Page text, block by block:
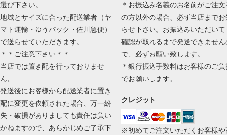
選び下さい。
地域とサイズに合った配送業者（ヤ
マト運輸・ゆうパック・佐川急便）
で送らせていただきます。
＊＊ご注意下さい＊＊
当店では置き配を行っておりませ
ん。
発送後にお客様から配送業者に置き
配に変更を依頼された場合、万一紛
失・破損がありましても責任は負い
かねますので、あらかじめご了承下
＊お振込み名義のお名前がご注文
の方以外の場合、必ず当店までお
らせ下さい。お振込みいただいて
確認が取れるまで発送できません
で、必ずお願い致します。
＊銀行振込手数料はお客様のご負
でお願いします。
クレジット
※初めてご注文いただくお客様や